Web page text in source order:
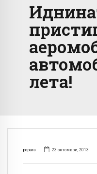
лета!
popara 23 октомври, 2013